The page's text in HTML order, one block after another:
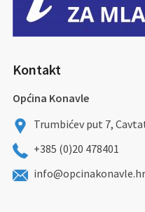
Kontakt
Općina Konavle
Trumbićev put 7,
+385 (0)20 478401
info@opcinakonavle.hr